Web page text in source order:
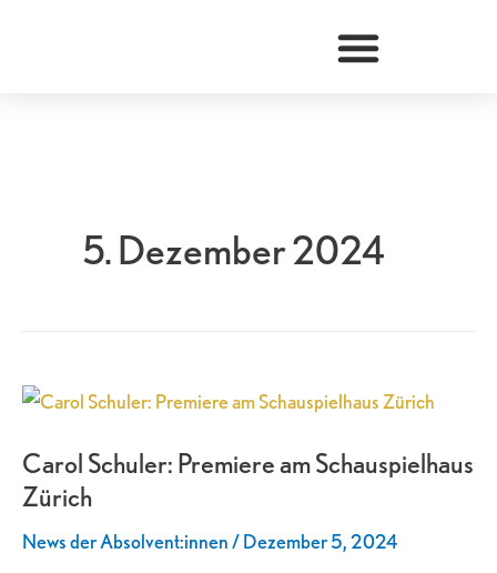
5. Dezember 2024
Carol Schuler: Premiere am Schauspielhaus
Zürich
News der Absolvent:innen/Dezember 5, 2024
Carol
Premiere
am